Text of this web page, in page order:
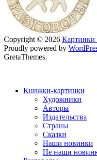
Copyright © 2026 Картинки
Proudly powered by
GretaThemes.
Книжки-картинки
Художники
Авторы
Издательства
Страны
Сказки
Наши новинки
Не наши